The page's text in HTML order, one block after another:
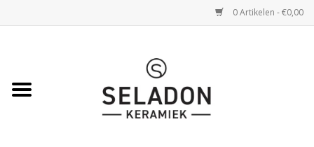
0 Artikelen - €0,00